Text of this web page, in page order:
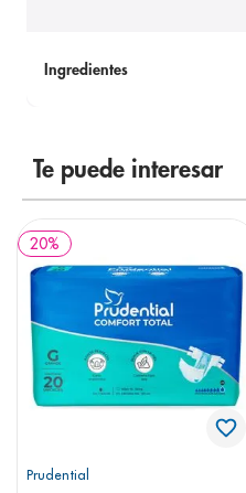
Ingredientes
Te puede interesar
20%
Prudential